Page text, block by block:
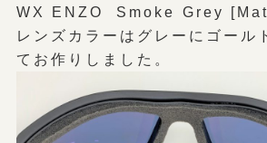
WX ENZO Smoke Grey
レンズカラーはグレーにゴール
てお作りしました。